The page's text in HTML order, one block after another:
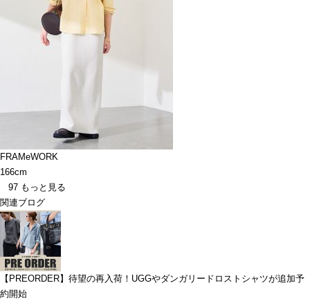
FRAMeWORK
166cm
97 もっと見る
関連ブログ
【PREORDER】待望の再入荷！UGGやダンガリードロストシャツが追加予
約開始